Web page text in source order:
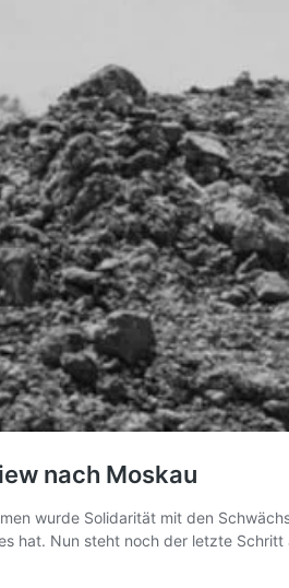
nach Moskau
wurde Solidarität mit den
hat. Nun steht noch der letzte